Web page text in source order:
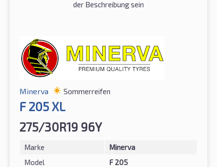
der Beschreibung sein
Minerva Sommerreifen
F 205 XL
275/30R19 96Y
Marke
Minerva
Model
F 205